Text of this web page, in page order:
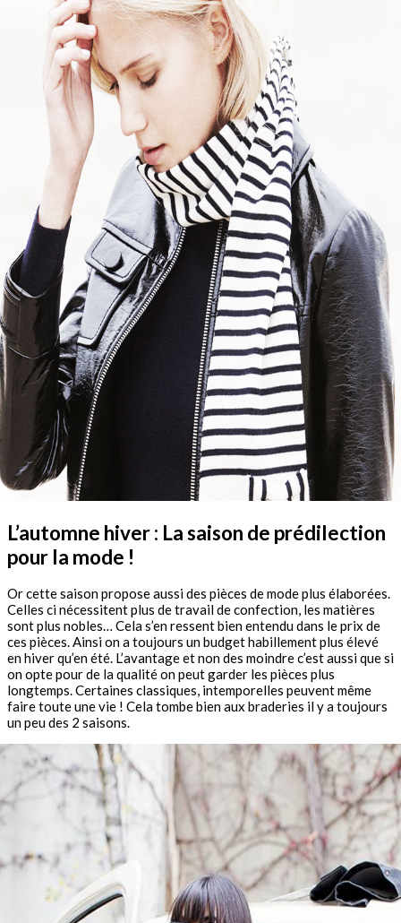
L’automne hiver : La saison de prédilection
pour la mode !
Or cette saison propose aussi des pièces de mode plus élaborées.
Celles ci nécessitent plus de travail de confection, les matières
sont plus nobles… Cela s’en ressent bien entendu dans le prix de
ces pièces. Ainsi on a toujours un budget habillement plus élevé
en hiver qu’en été. L’avantage et non des moindre c’est aussi que si
on opte pour de la qualité on peut garder les pièces plus
longtemps. Certaines classiques, intemporelles peuvent même
faire toute une vie ! Cela tombe bien aux braderies il y a toujours
un peu des 2 saisons.